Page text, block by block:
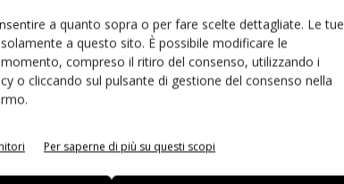
a quanto sopra o per fare scelte dettagliate. Le tue
a questo sito. È possibile modificare le
compreso il ritiro del consenso, utilizzando i
o cliccando sul pulsante di gestione del consenso nella
Per saperne di più su questi scopi
convegni promossi dallo staff di
recenti strategie successive
attenzione per quello che riguarda la
di dispositivi mobili)
Nucleus, sviluppato dall'azienda
del DAC a una lunghissima serie
dei suoi partner più importanti (da